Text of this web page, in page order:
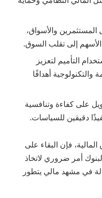
المستثمرين والأسواق،
إلى تقلب السوق.
التأميم لتعزيز
أهدافًا
على كفاءة وتنافسية
دقيقين للسياسات.
فإن البقاء على
أمر ضروري لاتخاذ
في مشهد مالي يتطور